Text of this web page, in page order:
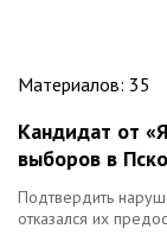
Материалов: 35
Кандидат от
выборов в
Подтвердить
отказался их